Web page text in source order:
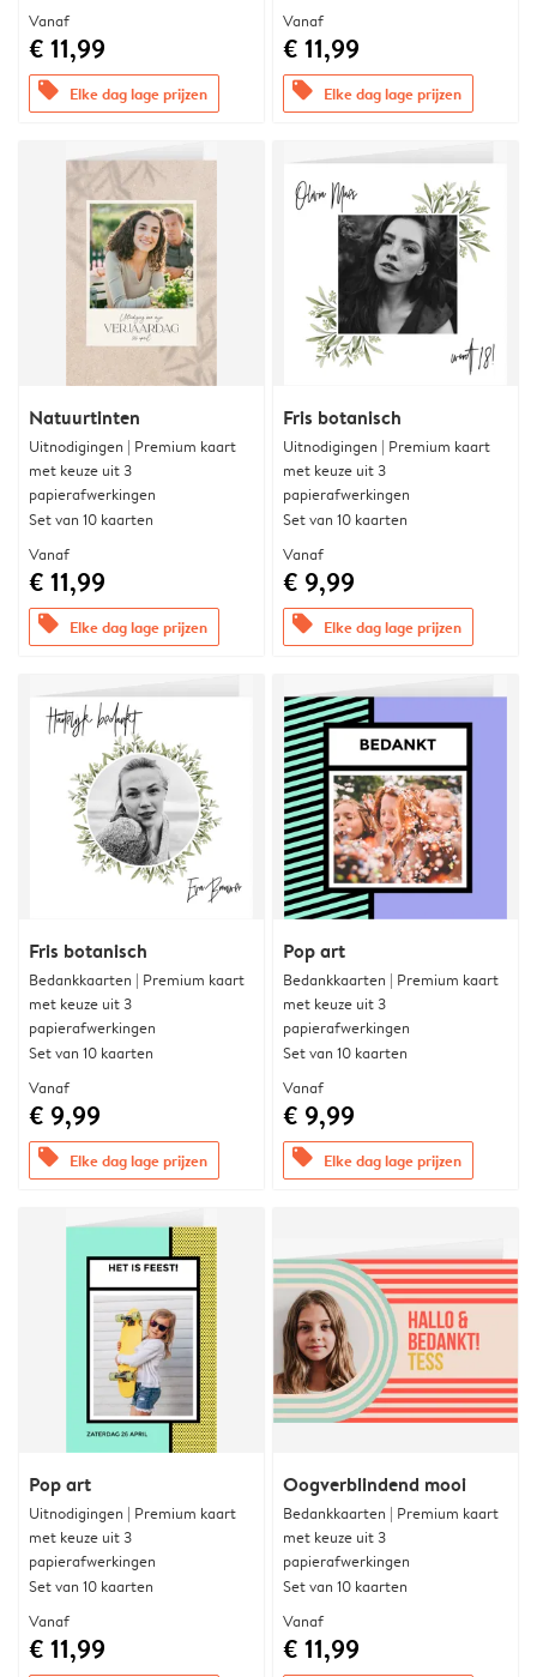
Vanaf
€ 11,99
offers Elke dag lage prijzen
Vanaf
€ 11,99
offers Elke dag lage prijzen
Natuurtinten
Uitnodigingen | Premium kaart
met keuze uit 3
papierafwerkingen
Set van 10 kaarten
Vanaf
€ 11,99
offers Elke dag lage prijzen
Fris botanisch
Uitnodigingen | Premium kaart
met keuze uit 3
papierafwerkingen
Set van 10 kaarten
Vanaf
€ 9,99
offers Elke dag lage prijzen
Fris botanisch
Bedankkaarten | Premium kaart
met keuze uit 3
papierafwerkingen
Set van 10 kaarten
Vanaf
€ 9,99
offers Elke dag lage prijzen
Pop art
Bedankkaarten | Premium kaart
met keuze uit 3
papierafwerkingen
Set van 10 kaarten
Vanaf
€ 9,99
offers Elke dag lage prijzen
Pop art
Uitnodigingen | Premium kaart
met keuze uit 3
papierafwerkingen
Set van 10 kaarten
Vanaf
€ 11,99
Oogverblindend mooi
Bedankkaarten | Premium kaart
met keuze uit 3
papierafwerkingen
Set van 10 kaarten
Vanaf
€ 11,99